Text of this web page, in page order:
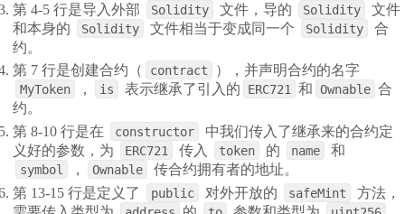
第 4-5 行是导入外部
Solidity 文件，导的 Solidity
文件
和本身的
Solidity 文件相当于变成同一个 Solidity
合
约。
第 7 行是创建合约（
contract ），并声明合约的名字
MyToken ， is 表示继承了引入的 ERC721 和 Ownable 合
约。
第 8-10 行是在
constructor
中我们传入了继承来的合约定
义好的参数，为
ERC721 传入 token 的 name 和
symbol ， Ownable
传合约拥有者的地址。
第 13-15 行是定义了
public 对外开放的 safeMint
方法，